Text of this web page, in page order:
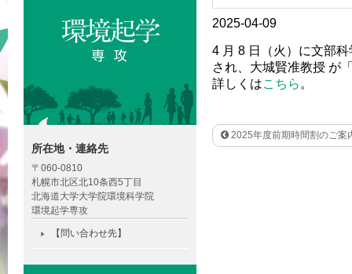
2025-04-09
4 ⽉ 8 ⽇（⽕）に⽂部
され、⼤城賢准教授 が
詳しくはこちら 。
2025年度前期時間割のご案
所在地・連絡先
〒060-0810
札幌市北区北10条西5丁目
北海道大学大学院環境科学院
環境起学専攻
【問い合わせ先】